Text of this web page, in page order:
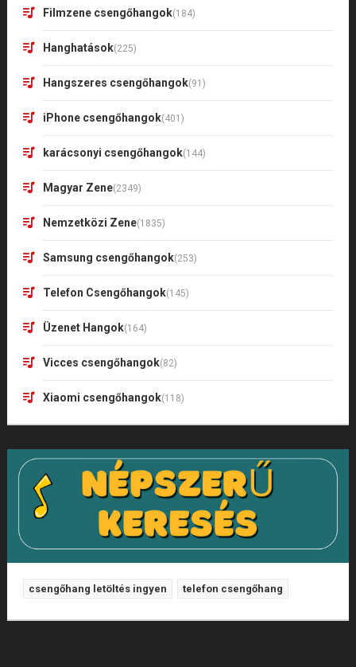
Filmzene csengőhangok(184)
Hanghatások(225)
Hangszeres csengőhangok(91)
iPhone csengőhangok(401)
karácsonyi csengőhangok(144)
Magyar Zene(2349)
Nemzetközi Zene(1835)
Samsung csengőhangok(253)
Telefon Csengőhangok(145)
Üzenet Hangok(164)
Vicces csengőhangok(82)
Xiaomi csengőhangok(118)
csengőhang letöltés ingyen telefon csengőhang